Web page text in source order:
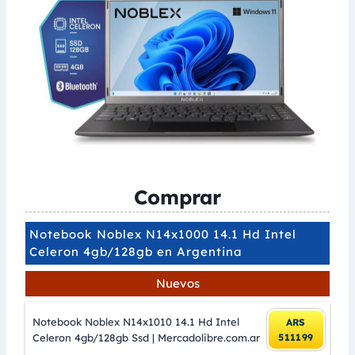
Comprar
Notebook Noblex N14x1000 14.1 Hd Intel
Celeron 4gb/128gb en Argentina
Nuevos
Notebook Noblex N14x1010 14.1 Hd Intel
Celeron 4gb/128gb Ssd | Mercadolibre.com.ar
ARS
511199